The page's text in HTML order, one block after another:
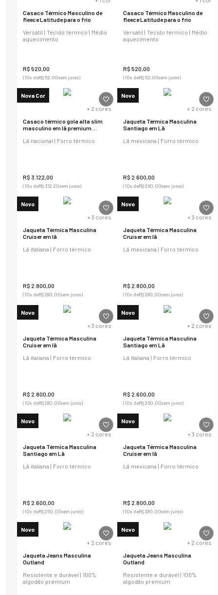
Casaco Térmico Masculino de
fleece Latitude para o frio
Versátil | Tecido térmico | Médio
aquecimento
R$ 520 00
(10x deR$ 52,00sem juros)
Casaco Térmico Masculino de
fleece Latitude para o frio
Versátil | Tecido térmico | Médio
aquecimento
R$ 520 00
(10x deR$ 52,00sem juros)
Nova Cor
+ 2 cores
Casaco térmico gola alta slim
masculino em lã premium
Lã nacional | Forro térmico
R$ 3 122 00
(10x deR$ 312,20sem juros)
Novo
+ 2 cores
Jaqueta Térmica Masculina
Santiago em Lã
Lã mexicana | Forro térmico
R$ 2 600 00
(10x deR$260,00sem juros)
Novo
+ 3 cores
Jaqueta Térmica Masculina
Cruiser em lã
Lã italiana | Forro térmico
R$ 2 800 00
(10x deR$280,00sem juros)
Novo
+3 cores
Jaqueta Térmica Masculina
Cruiser em lã
Lã mexicana | Forro térmico
R$ 2 800 00
(10x deR$280,00sem juros)
Novo
+ 3 cores
Jaqueta Térmica Masculina
Cruiser em lã
Lã italiana | Forro térmico
R$ 2 800 00
(10x deR$280,00sem juros)
Novo
+ 2 cores
Jaqueta Térmica Masculina
Santiago em Lã
Lã italiana | Forro térmico
R$ 2 600 00
(10x deR$260,00sem juros)
Novo
+ 2 cores
Jaqueta Térmica Masculina
Santiago em Lã
Lã italiana | Forro térmico
R$ 2 600 00
(10x deR$260,00sem juros)
Novo
+3 cores
Jaqueta Térmica Masculina
Cruiser em lã
Lã mexicana | Forro térmico
R$ 2 800 00
(10x deR$280,00sem juros)
Novo
+ 2 cores
Jaqueta Jeans Masculina
Outland
Resistente e durável | 100%
algodão premium
Novo
+ 2 cores
Jaqueta Jeans Masculina
Outland
Resistente e durável | 100%
algodão premium